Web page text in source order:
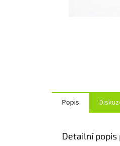
Popis
Detailní popis